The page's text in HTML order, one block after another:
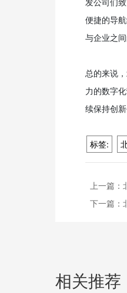
便捷的导
与企业之间
总的来说
力的数字
续保持创
标签:
上一篇：
下一篇：
相关推荐